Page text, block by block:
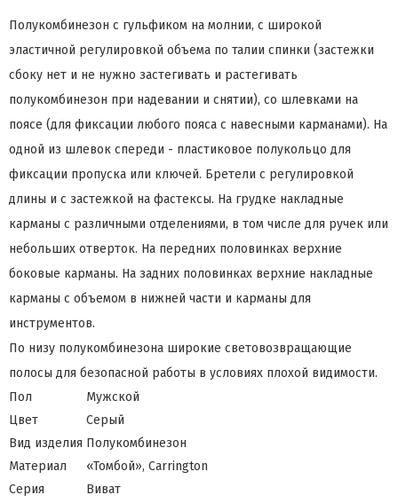
Полукомбинезон с гульфиком на молнии, с широкой
эластичной регулировкой объема по талии спинки (застежки
сбоку нет и не нужно застегивать и растегивать
полукомбинезон при надевании и снятии), со шлевками на
поясе (для фиксации любого пояса с навесными карманами). На
одной из шлевок спереди - пластиковое полукольцо для
фиксации пропуска или ключей. Бретели с регулировкой
длины и с застежкой на фастексы. На грудке накладные
карманы с различными отделениями, в том числе для ручек или
небольших отверток. На передних половинках верхние
боковые карманы. На задних половинках верхние накладные
карманы с объемом в нижней части и карманы для
инструментов.
По низу полукомбинезона широкие световозвращающие
полосы для безопасной работы в условиях плохой видимости.
Пол
Мужской
Цвет
Серый
Вид изделия Полукомбинезон
Материал
«Томбой», Carrington
Серия
Виват